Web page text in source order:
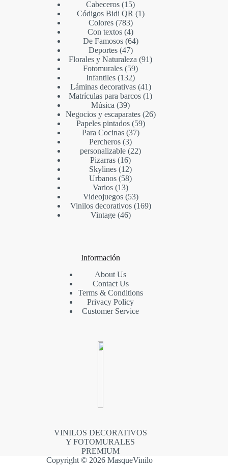
Cabeceros 15
Códigos Bidi QR
1
Colores 783
Con textos 4
De Famosos 64
Deportes 47
Florales y Naturaleza 91
Fotomurales 59
Infantiles 132
Láminas decorativas 41
Matrículas para barcos 1
Música 39
Negocios y escaparates 26
Papeles pintados 59
Para Cocinas 37
Percheros 3
personalizable 22
Pizarras 16
Skylines 12
Urbanos 58
Varios 13
Videojuegos 53
Vinilos decorativos 169
Vintage 46
Información
About Us
Contact Us
Terms & Conditions
Privacy Policy
Customer Service
VINILOS DECORATIVOS
Y FOTOMURALES
PREMIUM
Copyright © 2026 MasqueVinilo